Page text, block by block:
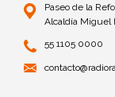
Paseo de la
Alcaldía Miguel
55 1105 0000